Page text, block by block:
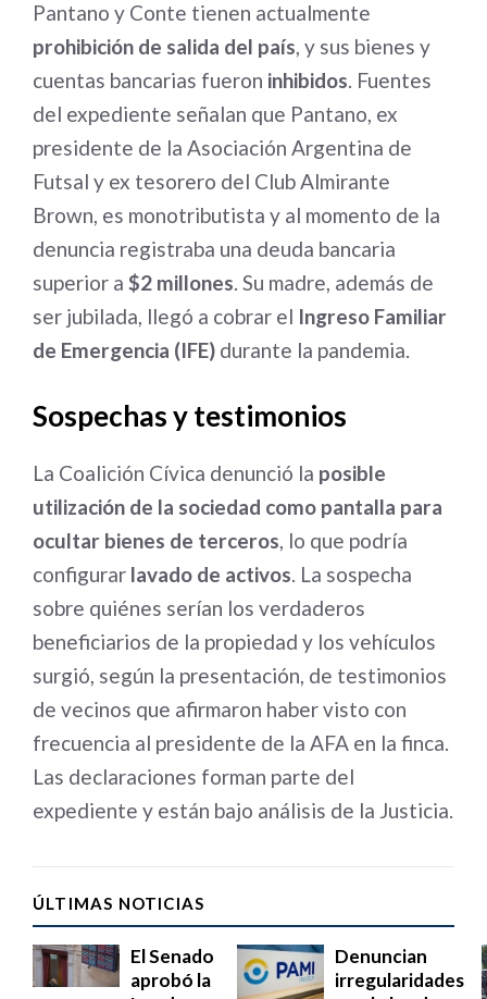
Pantano y Conte tienen actualmente
prohibición de salida del país, y sus bienes y
cuentas bancarias fueron inhibidos. Fuentes
del expediente señalan que Pantano, ex
presidente de la Asociación Argentina de
Futsal y ex tesorero del Club Almirante
Brown, es monotributista y al momento de la
denuncia registraba una deuda bancaria
superior a $2 millones. Su madre, además de
ser jubilada, llegó a cobrar el Ingreso Familiar
de Emergencia (IFE) durante la pandemia.
Sospechas y testimonios
La Coalición Cívica denunció la posible
utilización de la sociedad como pantalla para
ocultar bienes de terceros , lo que podría
configurar lavado de activos . La sospecha
sobre quiénes serían los verdaderos
beneficiarios de la propiedad y los vehículos
surgió, según la presentación, de testimonios
de vecinos que afirmaron haber visto con
frecuencia al presidente de la AFA en la finca.
Las declaraciones forman parte del
expediente y están bajo análisis de la Justicia.
ÚLTIMAS NOTICIAS
El Senado
aprobó la
Denuncian
irregularidades